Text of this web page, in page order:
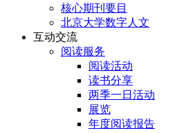
核心期刊要目
北京大学数字人文
互动交流
阅读服务
阅读活动
读书分享
两季一日活动
展览
年度阅读报告